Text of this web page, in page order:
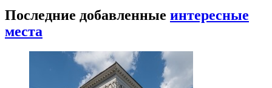
Последние добавленные интересные
места